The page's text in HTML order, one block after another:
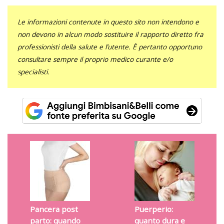
Le informazioni contenute in questo sito non intendono e
non devono in alcun modo sostituire il rapporto diretto fra
professionisti della salute e l’utente. È pertanto opportuno
consultare sempre il proprio medico curante e/o
specialisti.
Pancera post
parto: quando
Puerperio:
quanto dura e